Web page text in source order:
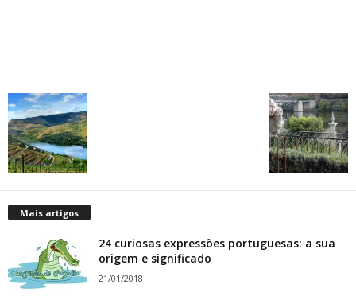
Mais artigos
24 curiosas expressões portuguesas: a sua
origem e significado
21/01/2018